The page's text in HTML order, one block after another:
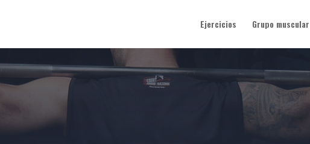
Ejercicios Grupo muscular